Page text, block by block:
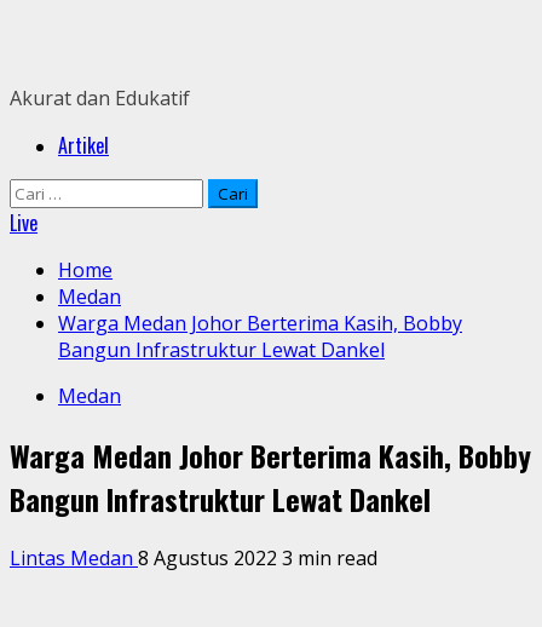
Akurat dan Edukatif
PrimaryArtikel
Cari
untuk:
Live
Home
Medan
Warga Medan Johor Berterima Kasih, Bobby
Bangun Infrastruktur Lewat Dankel
Medan
Warga Medan Johor Berterima Kasih, Bobby
Bangun Infrastruktur Lewat Dankel
Lintas Medan 8 Agustus 2022 3 min read